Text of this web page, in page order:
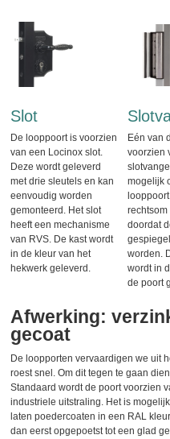
Slot
De looppoort is voorzien
van een Locinox slot.
Deze wordt geleverd
met drie sleutels en kan
eenvoudig worden
gemonteerd. Het slot
heeft een mechanisme
van RVS. De kast wordt
in de kleur van het
hekwerk geleverd.
Eén van
voorzien
mogelijk
rechtsom
doordat
worden.
wordt in
de poort
Afwerking:
gecoat
De loopporten vervaardigen we uit
roest snel. Om dit tegen te gaan
Standaard wordt de poort voorzien
industriele uitstraling. Het is
laten poedercoaten in een RAL
dan eerst opgepoetst tot een glad